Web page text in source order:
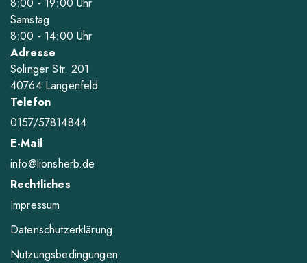
Samstag
8:00 - 14:00 Uhr
Adresse
Solinger Str. 201
40764 Langenfeld
Telefon
0157/57814844
E-Mail
info@lionsherb.de
Rechtliches
Impressum
Datenschutzerklärung
Nutzungsbedingungen